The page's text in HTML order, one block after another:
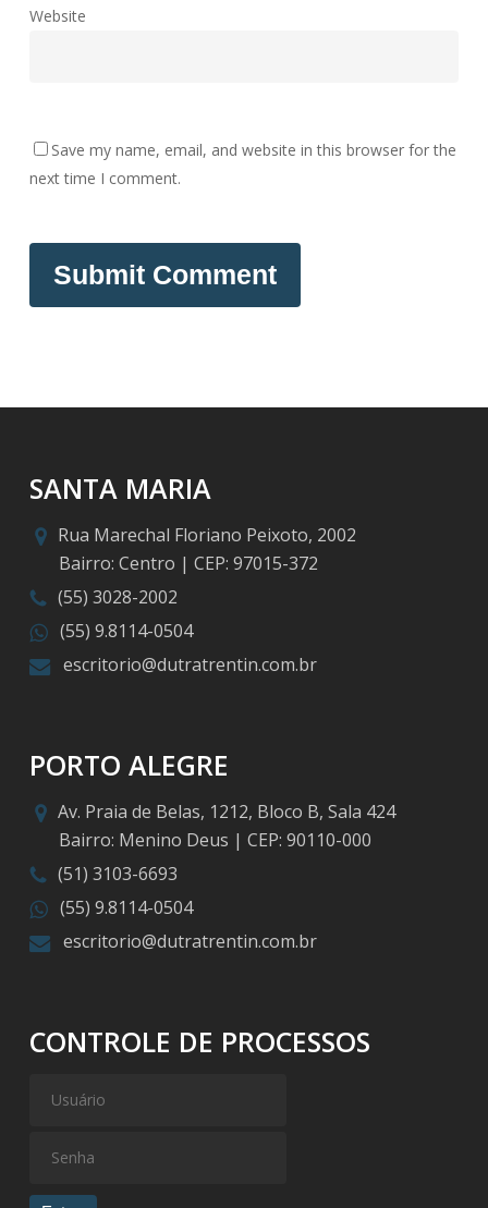
Website
Save my name, email, and website in this browser for the
next time I comment.
SANTA MARIA
Rua Marechal Floriano Peixoto, 2002
Bairro: Centro | CEP: 97015-372
(55) 3028-2002
(55) 9.8114-0504
escritorio@dutratrentin.com.br
PORTO ALEGRE
Av. Praia de Belas, 1212, Bloco B, Sala 424
Bairro: Menino Deus | CEP: 90110-000
(51) 3103-6693
(55) 9.8114-0504
escritorio@dutratrentin.com.br
CONTROLE DE PROCESSOS